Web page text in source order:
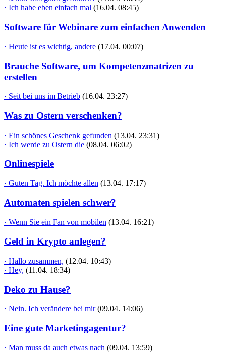
· Ich habe eben einfach mal (16.04. 08:45)
Software für Webinare zum einfachen Anwenden
· Heute ist es wichtig, andere (17.04. 00:07)
Brauche Software, um Kompetenzmatrizen zu
erstellen
· Seit bei uns im Betrieb (16.04. 23:27)
Was zu Ostern verschenken?
· Ein schönes Geschenk gefunden (13.04. 23:31)
· Ich werde zu Ostern die (08.04. 06:02)
Onlinespiele
· Guten Tag. Ich möchte allen (13.04. 17:17)
Automaten spielen schwer?
· Wenn Sie ein Fan von mobilen (13.04. 16:21)
Geld in Krypto anlegen?
· Hallo zusammen, (12.04. 10:43)
· Hey, (11.04. 18:34)
Deko zu Hause?
· Nein. Ich verändere bei mir (09.04. 14:06)
Eine gute Marketingagentur?
· Man muss da auch etwas nach (09.04. 13:59)